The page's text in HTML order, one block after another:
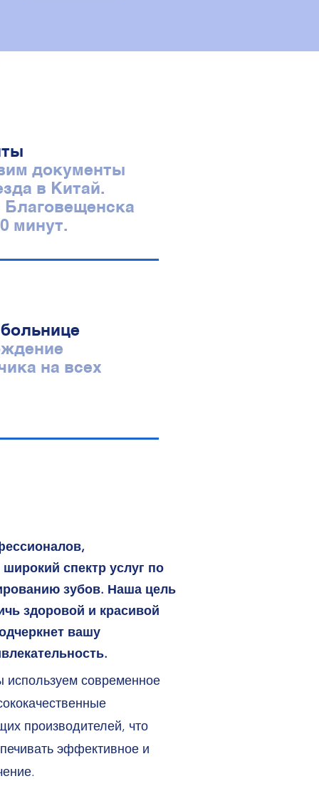
документы
в Китай.
Благовещенска
минут.
на всех
спектр услуг по
зубов. Наша цель
здоровой и красивой
вашу
современное
производителей, что
эффективное и